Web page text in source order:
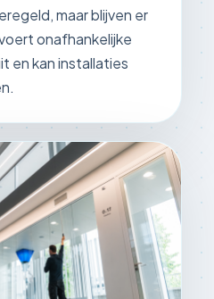
maar blijven er
onafhankelijke
en kan installaties